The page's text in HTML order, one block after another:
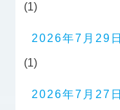
(1)
2026年7月29日
(1)
2026年7月27日